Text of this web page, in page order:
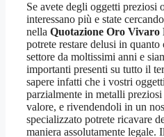
Se avete degli oggetti
interessano più e state
nella Quotazione Oro Vivaro
potrete restare delusi in
settore da moltissimi anni e
importanti presenti su tutto il
sapere infatti che i vostri
parzialmente in metalli
valore, e rivendendoli in un
specializzato potrete ricavare
maniera assolutamente legale.